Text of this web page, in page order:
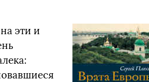
эти и